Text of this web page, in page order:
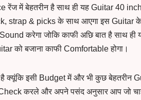
रेंज में बेहतरीन है साथ ही यह Guitar 40
strap & picks के साथ आएगा इस Guitar
करेगा जोकि काफी अछि बात है साथ
को बजाना काफी Comfortable होगा।
क्यूंकि इसी Budget में और भी कुछ बेहतरीन
Check करले और अपने पसंद अनुसार आप जो